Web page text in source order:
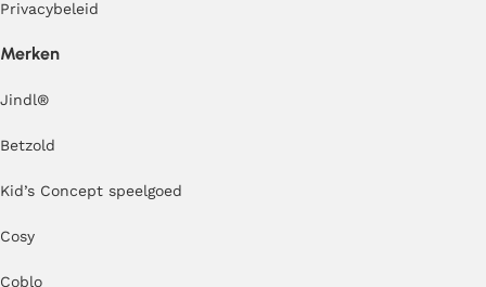
Privacybeleid
Merken
Jindl®
Betzold
Kid’s Concept speelgoed
Cosy
Coblo